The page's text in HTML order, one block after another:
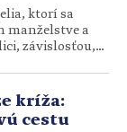
ktorí sa
manželstve a
závislosťou,
hovoriť o
kríža:
cestu